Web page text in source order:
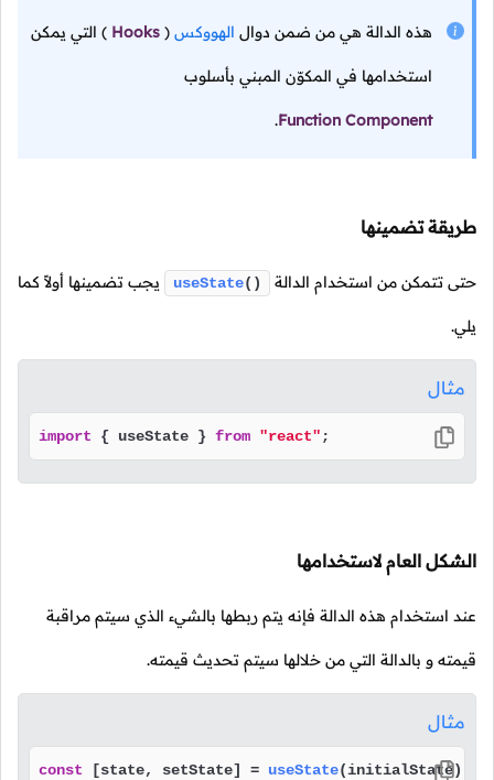
هذه الدالة هي من ضمن دوال الهووكس (
Hooks
) التي يمكن
استخدامها في المكوّن المبني بأسلوب
Function Component
.
طريقة تضمينها
حتى تتمكن من استخدام الدالة useState() يجب تضمينها أولاً كما
يلي.
مثال
import { useState } from "react" ;
الشكل العام لاستخدامها
عند استخدام هذه الدالة فإنه يتم ربطها بالشيء الذي سيتم مراقبة
قيمته و بالدالة التي من خلالها سيتم تحديث قيمته.
مثال
const [state, setState] = useState(initialState);